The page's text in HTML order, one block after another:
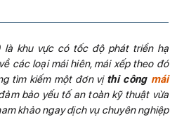
là khu vực có tốc độ phát triển hạ
các loại mái hiên, mái xếp theo đó
tìm kiếm một đơn vị thi công mái
bảo yếu tố an toàn kỹ thuật vừa
khảo ngay dịch vụ chuyên nghiệp